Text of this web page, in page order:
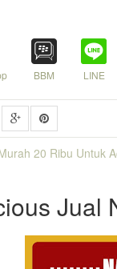
BBM LINE
20 Ribu Untuk
Jual